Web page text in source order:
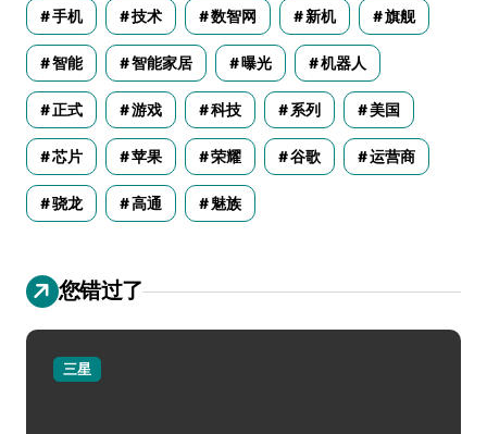
手机 技术 数智网 新机 旗舰
智能 智能家居 曝光 机器人
正式 游戏 科技 系列 美国
芯片 苹果 荣耀 谷歌 运营商
骁龙 高通 魅族
您错过了
三星